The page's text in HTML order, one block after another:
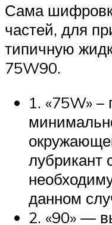
Сама
частей, для
типичную
75W90.
1. «75W» –
лубрикант
данном
2. «90» —